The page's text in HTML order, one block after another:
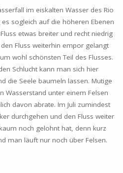
im eiskalten Wasser des Rio
sogleich auf die höheren Ebenen
etwas breiter und recht niedrig
Fluss weiterhin empor gelangt
wohl schönsten Teil des Flusses.
Schlucht kann man sich hier
die Seele baumeln lassen. Mutige
Wasserstand unter einem Felsen
davon abrate. Im Juli zumindest
durchgehen und den Fluss weiter
noch gelohnt hat, denn kurz
man läuft nur noch über Felsen.